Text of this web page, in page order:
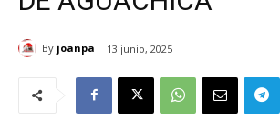
By joanpa 13 junio, 2025